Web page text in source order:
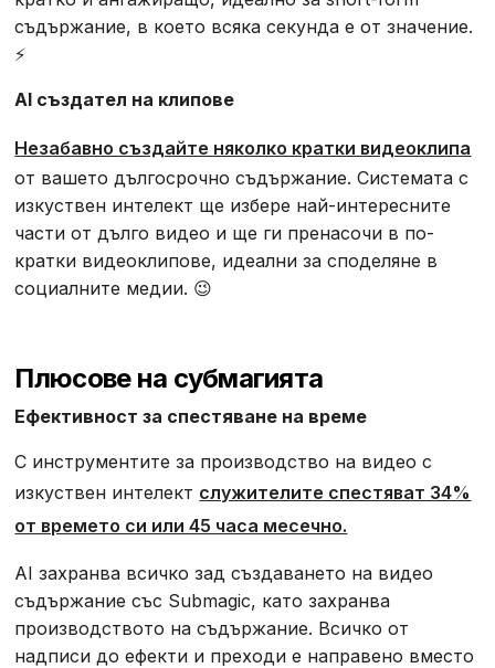
съдържание, в което всяка секунда е от значение.
⚡
AI създател на клипове
Незабавно създайте няколко кратки видеоклипа
от вашето дългосрочно съдържание. Системата с
изкуствен интелект ще избере най-интересните
части от дълго видео и ще ги пренасочи в по-
кратки видеоклипове, идеални за споделяне в
социалните медии. 😉
Плюсове на субмагията
Ефективност за спестяване на време
С инструментите за производство на видео с
изкуствен интелект служителите спестяват 34%
от времето си или 45 часа месечно.
AI захранва всичко зад създаването на видео
съдържание със Submagic, като захранва
производството на съдържание. Всичко от
надписи до ефекти и преходи е направено вместо